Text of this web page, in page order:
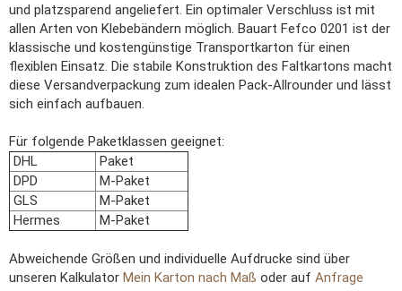
und platzsparend angeliefert. Ein optimaler Verschluss ist mit
allen Arten von Klebebändern möglich. Bauart Fefco 0201 ist der
klassische und kostengünstige Transportkarton für einen
flexiblen Einsatz. Die stabile Konstruktion des Faltkartons macht
diese Versandverpackung zum idealen Pack-Allrounder und lässt
sich einfach aufbauen.
Für folgende Paketklassen geeignet:
DHL
Paket
DPD
M-Paket
GLS
M-Paket
Hermes
M-Paket
Abweichende Größen und individuelle Aufdrucke sind über
unseren Kalkulator Mein Karton nach Maß oder auf Anfrage